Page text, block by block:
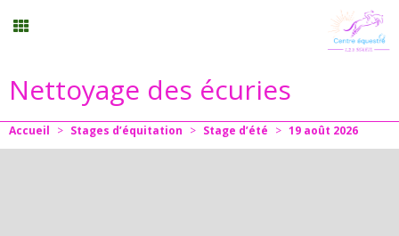
Randonnée
Nettoyage des écuries
Accueil > Stages d’équitation > Stage d’été > 19 août 2026